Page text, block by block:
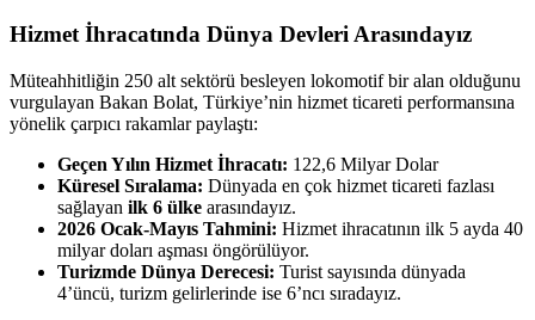
Hizmet İhracatında Dünya Devleri Arasındayız
Müteahhitliğin 250 alt sektörü besleyen lokomotif bir alan olduğunu
vurgulayan Bakan Bolat, Türkiye’nin hizmet ticareti performansına
yönelik çarpıcı rakamlar paylaştı:
Geçen Yılın Hizmet İhracatı: 122,6 Milyar Dolar
Küresel Sıralama: Dünyada en çok hizmet ticareti fazlası
sağlayan ilk 6 ülke arasındayız.
2026 Ocak-Mayıs Tahmini: Hizmet ihracatının ilk 5 ayda 40
milyar doları aşması öngörülüyor.
Turizmde Dünya Derecesi: Turist sayısında dünyada
4’üncü, turizm gelirlerinde ise 6’ncı sıradayız.